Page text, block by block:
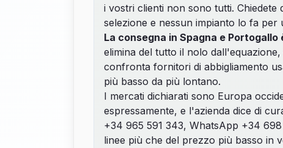
i vostri clienti non sono tutti.
selezione e nessun impianto lo fa per
La consegna in Spagna e
elimina del tutto il nolo
confronta fornitori di abbigliamento
più basso da più lontano.
I mercati dichiarati sono Europa
espressamente, e l'azienda dice di
+34 965 591 343, WhatsApp +34
linee più che del prezzo più basso in